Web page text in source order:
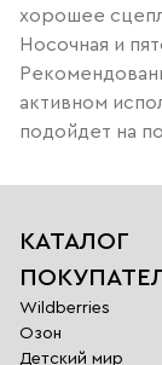
хорошее
Носочная и
активном
подойдет на
КАТАЛОГ
Wildberries
Озон
Детский мир